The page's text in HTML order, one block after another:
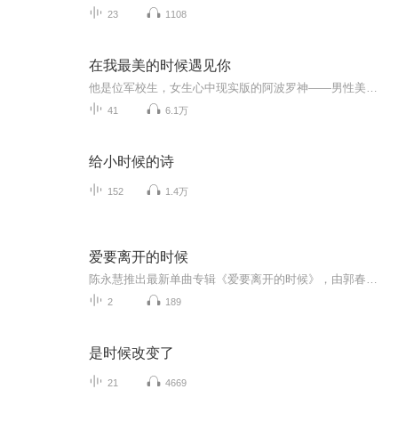
23 1108
在我最美的时候遇见你
41 6.1万
给小时候的诗
152 1.4万
爱要离开的时候
2 189
是时候改变了
21 4669